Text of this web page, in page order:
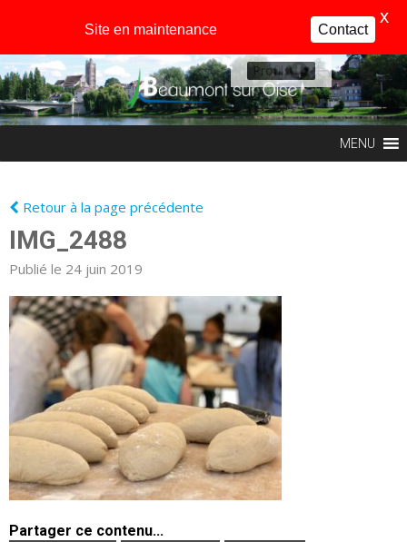
Profil
MENU
Retour à la page précédente
IMG_2488
Publié le 24 juin 2019
Partager ce contenu...
Site en maintenance Contact
X